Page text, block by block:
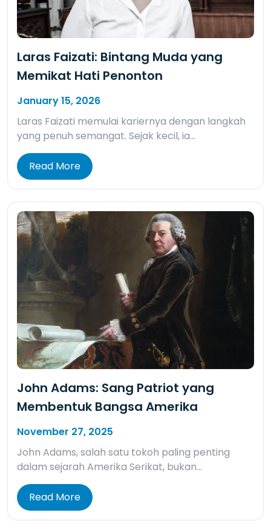
Laras Faizati: Bintang Muda yang
Memikat Hati Penonton
January 15, 2026
Laras Faizati memulai kariernya dengan langkah
yang penuh semangat. Sejak kecil, ia…
Read More
John Adams: Sang Patriot yang
Membentuk Bangsa Amerika
November 27, 2025
John Adams, salah satu tokoh paling penting
dalam sejarah Amerika Serikat, bukan…
Read More